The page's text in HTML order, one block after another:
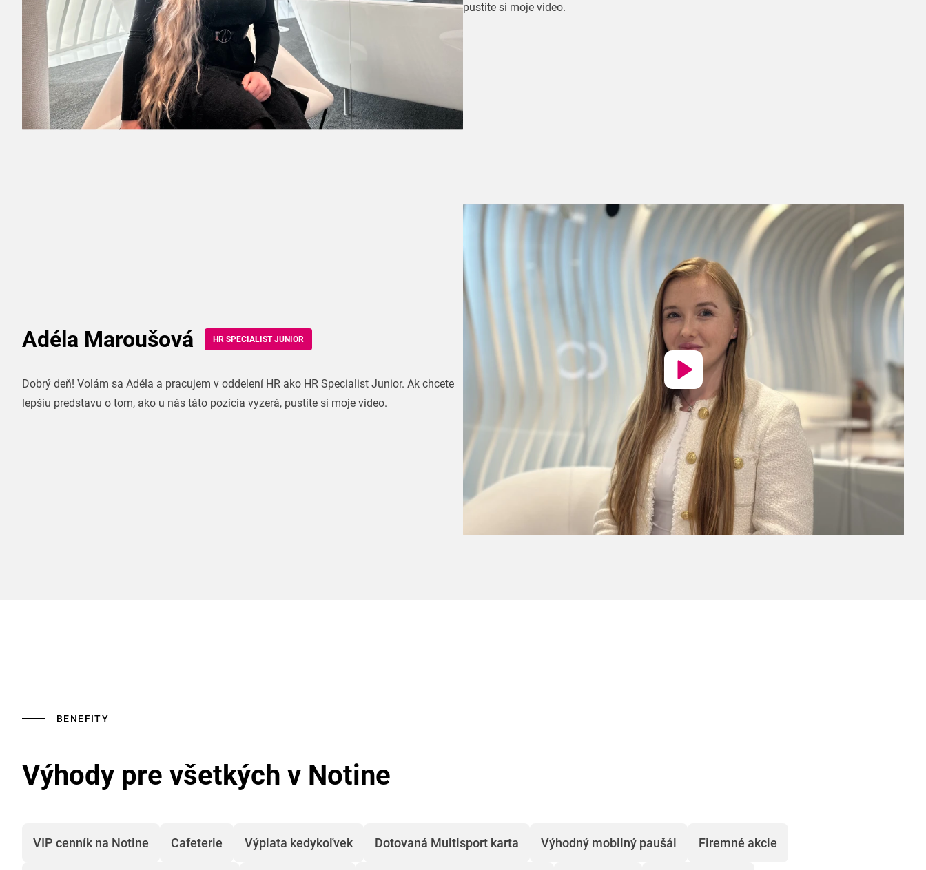
pustite si moje video.
Adéla Maroušová HR SPECIALIST JUNIOR
Dobrý deň! Volám sa Adéla a pracujem v oddelení HR ako HR Specialist Junior. Ak chcete
lepšiu predstavu o tom, ako u nás táto pozícia vyzerá, pustite si moje video.
BENEFITY
Výhody pre všetkých v Notine
VIP cenník na Notine Cafeterie Výplata kedykoľvek Dotovaná Multisport karta Výhodný mobilný paušál Firemné akcie